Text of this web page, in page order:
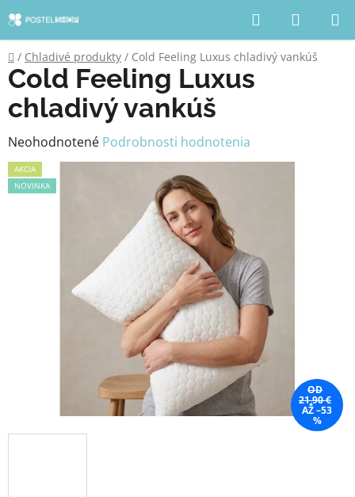
na
obsah
Hľadať
KOŠÍK
Domov
/ Chladivé produkty / Cold Feeling Luxus chladivý vankúš
Cold Feeling Luxus
chladivý vankúš
Priemerné
hodnotenie
produktu
hviezdičiek.
Neohodnotené Podrobnosti hodnotenia
AKCIA
NOVINKA
OD
21,90 €
AŽ –53
%